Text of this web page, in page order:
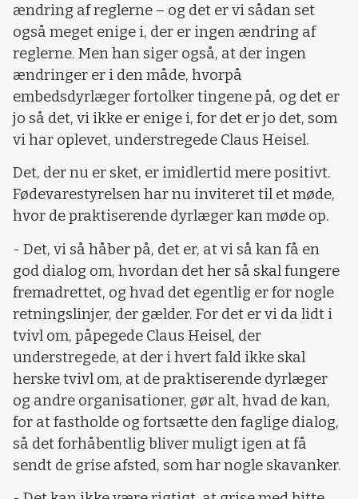
ændring af reglerne – og det er vi sådan set
også meget enige i, der er ingen ændring af
reglerne. Men han siger også, at der ingen
ændringer er i den måde, hvorpå
embedsdyrlæger fortolker tingene på, og det er
jo så det, vi ikke er enige i, for det er jo det, som
vi har oplevet, understregede Claus Heisel.
Det, der nu er sket, er imidlertid mere positivt.
Fødevarestyrelsen har nu inviteret til et møde,
hvor de praktiserende dyrlæger kan møde op.
- Det, vi så håber på, det er, at vi så kan få en
god dialog om, hvordan det her så skal fungere
fremadrettet, og hvad det egentlig er for nogle
retningslinjer, der gælder. For det er vi da lidt i
tvivl om, påpegede Claus Heisel, der
understregede, at der i hvert fald ikke skal
herske tvivl om, at de praktiserende dyrlæger
og andre organisationer, gør alt, hvad de kan,
for at fastholde og fortsætte den faglige dialog,
så det forhåbentlig bliver muligt igen at få
sendt de grise afsted, som har nogle skavanker.